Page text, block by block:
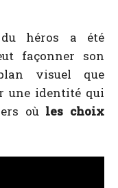
héros a été
façonner son
visuel que
une identité qui
où les choix